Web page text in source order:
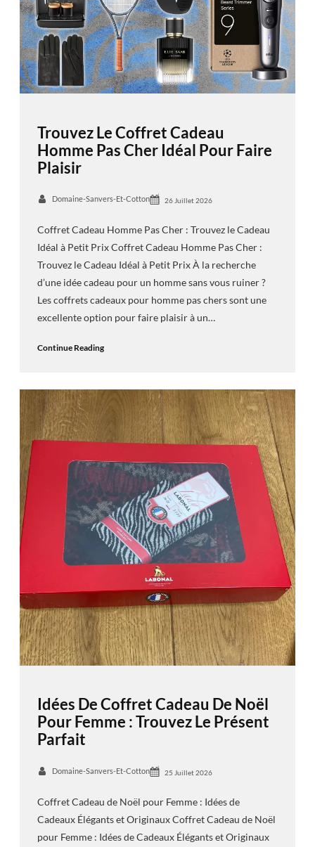
Trouvez Le Coffret Cadeau
Homme Pas Cher Idéal Pour Faire
Plaisir
Domaine-Sanvers-Et-Cotton 26 Juillet 2026
Coffret Cadeau Homme Pas Cher : Trouvez le Cadeau
Idéal à Petit Prix Coffret Cadeau Homme Pas Cher :
Trouvez le Cadeau Idéal à Petit Prix À la recherche
d’une idée cadeau pour un homme sans vous ruiner ?
Les coffrets cadeaux pour homme pas chers sont une
excellente option pour faire plaisir à un…
Continue Reading
Idées De Coffret Cadeau De Noël
Pour Femme : Trouvez Le Présent
Parfait
Domaine-Sanvers-Et-Cotton 25 Juillet 2026
Coffret Cadeau de Noël pour Femme : Idées de
Cadeaux Élégants et Originaux Coffret Cadeau de Noël
pour Femme : Idées de Cadeaux Élégants et Originaux